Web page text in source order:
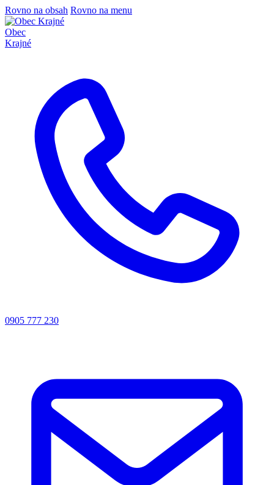
Rovno na obsah Rovno na menu
Obec
Krajné
0905 777 230